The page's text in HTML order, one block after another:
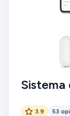
Sistema
3.9 53